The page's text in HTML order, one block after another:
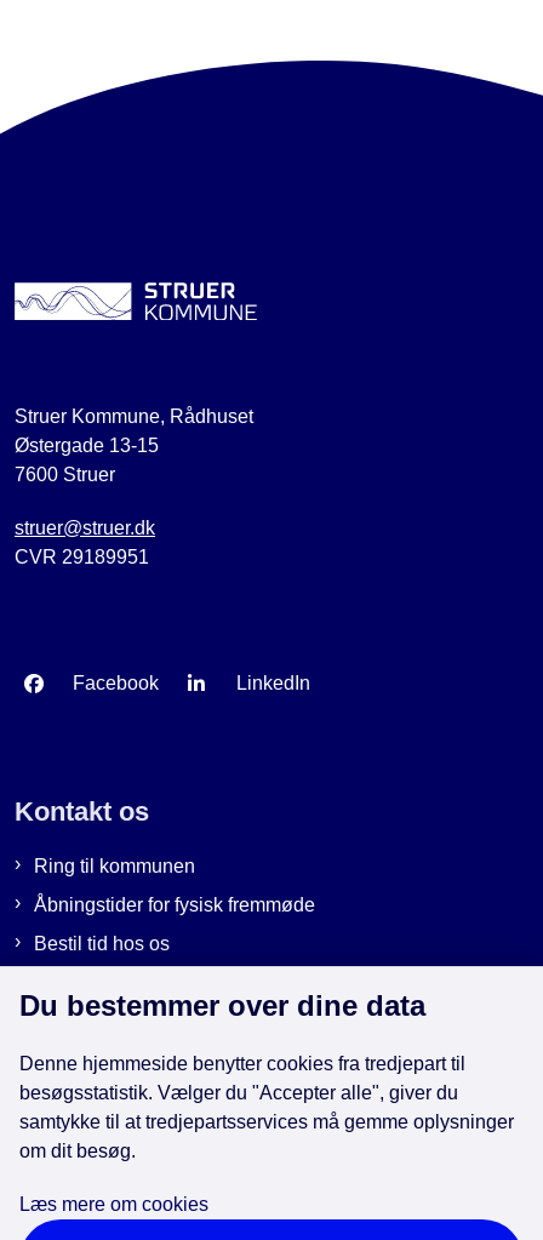
Struer Kommune, Rådhuset
Østergade 13-15
7600 Struer
struer@struer.dk
CVR 29189951
Facebook LinkedIn
Kontakt os
Ring til kommunen
Åbningstider for fysisk fremmøde
Bestil tid hos os
Genveje
EAN-numre i kommunen
Cookies
Du bestemmer over dine data
Denne hjemmeside benytter cookies fra tredjepart til
besøgsstatistik. Vælger du "Accepter alle", giver du
samtykke til at tredjepartsservices må gemme oplysninger
om dit besøg.
Læs mere om cookies